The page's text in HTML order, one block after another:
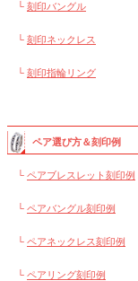
└ 刻印バングル
└ 刻印ネックレス
└ 刻印指輪リング
ペア選び方＆刻印例
└ ペアブレスレット刻印例
└ ペアバングル刻印例
└ ペアネックレス刻印例
└ ペアリング刻印例